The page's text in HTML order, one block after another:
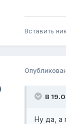
Вставить
В
Ну да, а